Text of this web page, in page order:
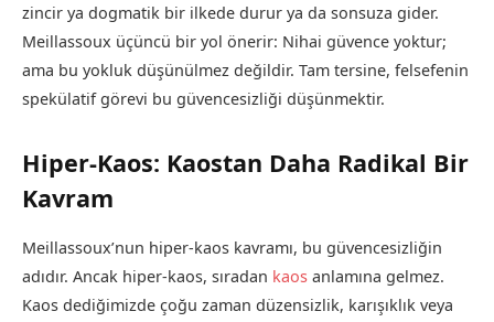
zincir ya dogmatik bir ilkede durur ya da sonsuza gider.
Meillassoux üçüncü bir yol önerir: Nihai güvence yoktur;
ama bu yokluk düşünülmez değildir. Tam tersine, felsefenin
spekülatif görevi bu güvencesizliği düşünmektir.
Hiper-Kaos: Kaostan Daha Radikal Bir
Kavram
Meillassoux’nun hiper-kaos kavramı, bu güvencesizliğin
adıdır. Ancak hiper-kaos, sıradan kaos anlamına gelmez.
Kaos dediğimizde çoğu zaman düzensizlik, karışıklık veya